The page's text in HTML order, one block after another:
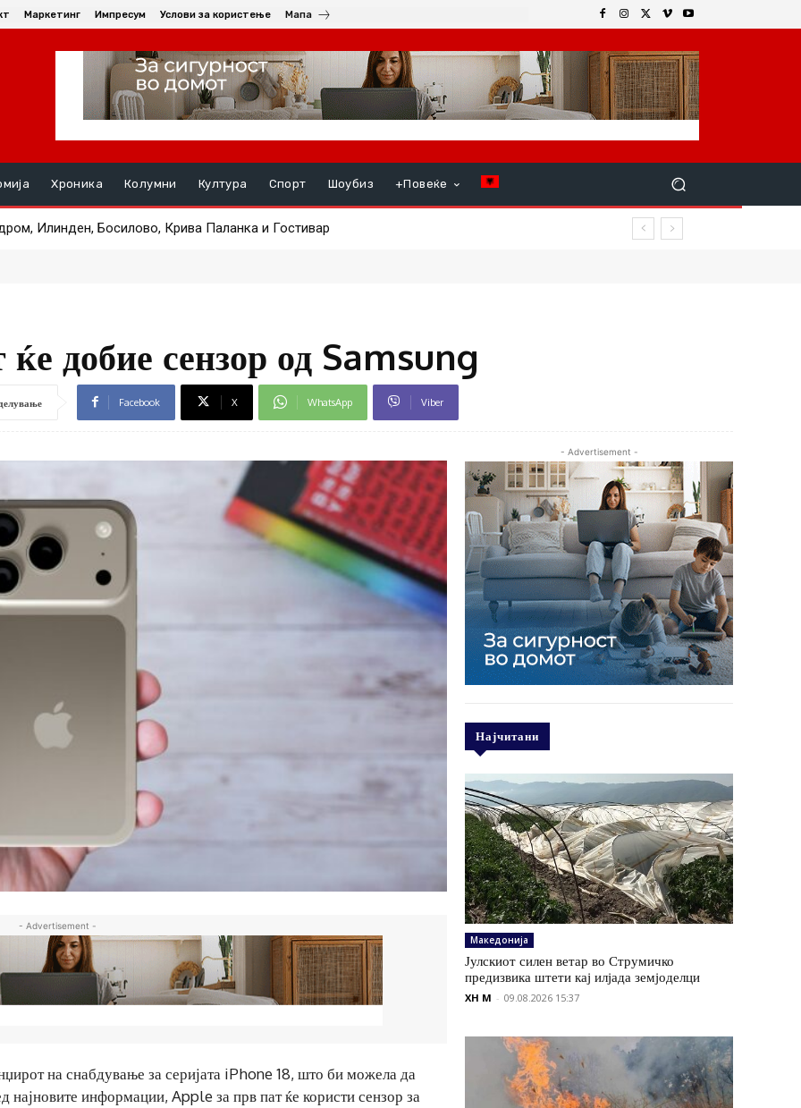
Маркетинг Импресум Услови за користење Мапа
Хроника Колумни Култура Спорт Шоубиз +Повеќе
Илинден, Босилово, Крива Паланка и Гостивар
пациентот транспортиран од Турција по тешка повреда
добие сензор од Samsung
Facebook X WhatsApp Viber
- Advertisement -
на снабдување за серијата iPhone 18, што би можела да
најновите информации, Apple за прв пат ќе користи сензор за
- Advertisement -
Најчитани
Македонија
Јулскиот силен ветар во Струмичко
предизвика штети кај илјада земјоделци
XH M - 09.08.2026 15:37